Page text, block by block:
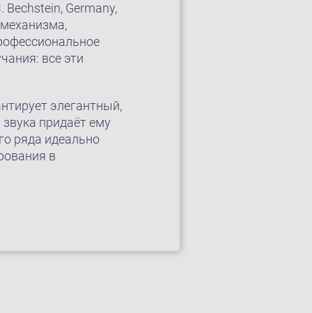
Germany,
все эти
элегантный,
придаёт ему
ряда идеально
в